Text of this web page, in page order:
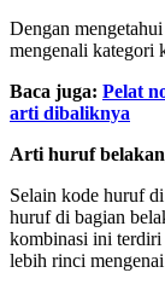
Dengan
mengenali kategori
Baca juga: Pelat
arti dibaliknya
Arti huruf
Selain kode huruf
huruf di bagian
kombinasi ini
lebih rinci